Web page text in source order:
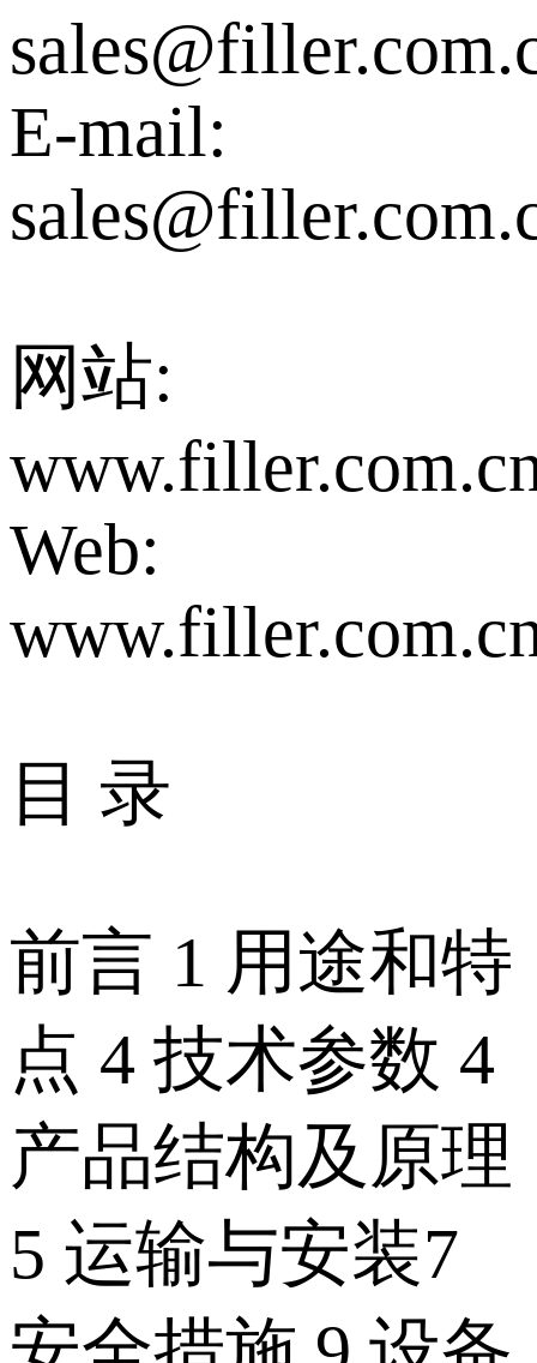
E-mail:
网站:
Web:
目 录
前言 1 用途和特
点 4 技术参数 4
产品结构及原理
5 运输与安装7